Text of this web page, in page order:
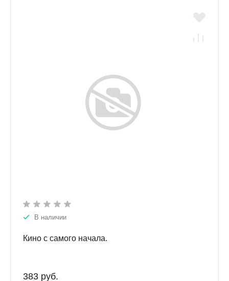
В наличии
Кино с самого начала.
383 руб.